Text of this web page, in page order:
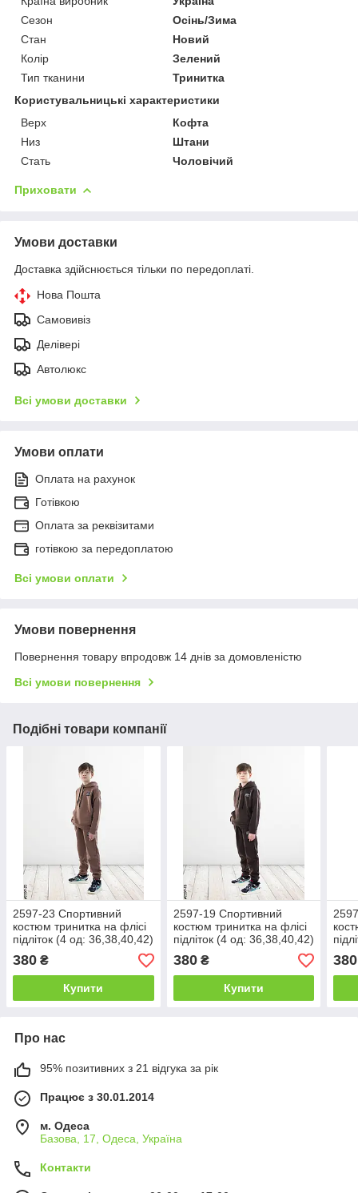
Сезон
Осінь/Зима
Стан
Новий
Колір
Зелений
Тип тканини
Тринитка
Користувальницькі характеристики
Верх
Кофта
Низ
Штани
Стать
Чоловічий
Приховати
Умови доставки
Доставка здійснюється тільки по передоплаті.
Нова Пошта
Самовивіз
Делівері
Автолюкс
Всі умови доставки
Умови оплати
Оплата на рахунок
Готівкою
Оплата за реквізитами
готівкою за передоплатою
Всі умови оплати
Умови повернення
Повернення товару впродовж 14 днів за домовленістю
Всі умови повернення
Подібні товари компанії
2597-23 Спортивний
костюм тринитка на флісі
підліток (4 од: 36,38,40,42)
380 ₴
Купити
2597-19 Спортивний
костюм тринитка на флісі
підліток (4 од: 36,38,40,42)
380₴
Купити
380
Про нас
95% позитивних з 21 відгука за рік
Працює з 30.01.2014
м. Одеса
Базова, 17, Одеса, Україна
Контакти